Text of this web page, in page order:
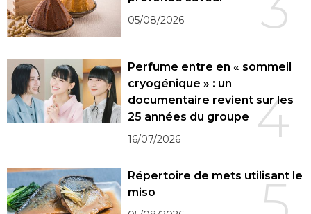
05/08/2026
4
Perfume entre en « sommeil
cryogénique » : un
documentaire revient sur les
25 années du groupe
16/07/2026
Répertoire de mets utilisant le
miso